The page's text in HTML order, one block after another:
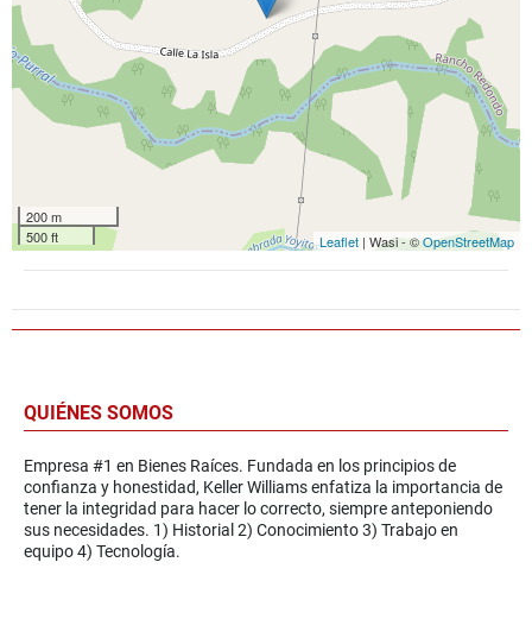
200 m
500 ft
Leaflet | Wasi - ©OpenStreetMap
QUIÉNES SOMOS
Empresa #1 en Bienes Raíces. Fundada en los principios de
confianza y honestidad, Keller Williams enfatiza la importancia de
tener la integridad para hacer lo correcto, siempre anteponiendo
sus necesidades. 1) Historial 2) Conocimiento 3) Trabajo en
equipo 4) Tecnología.